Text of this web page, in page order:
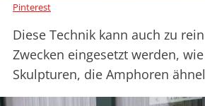
Pinterest
Diese Technik kann auch zu
Zwecken eingesetzt werden,
Skulpturen, die Amphoren